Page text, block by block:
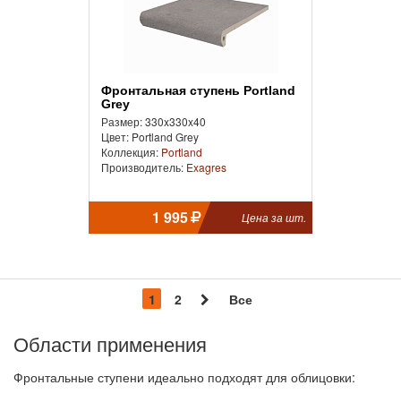
Фронтальная ступень Portland
Grey
Размер: 330x330x40
Цвет: Portland Grey
Коллекция: Portland
Производитель: Exagres
1 995 Цена за шт.
1 2 Все
Области применения
Фронтальные ступени идеально подходят для облицовки: